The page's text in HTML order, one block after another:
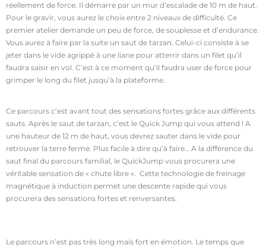
réellement de force. Il démarre par un mur d’escalade de 10 m de haut.
Pour le gravir, vous aurez le choix entre 2 niveaux de difficulté. Ce
premier atelier demande un peu de force, de souplesse et d’endurance.
Vous aurez à faire par la suite un saut de tarzan. Celui-ci consiste à se
jeter dans le vide agrippé à une liane pour atterrir dans un filet qu’il
faudra saisir en vol. C’est à ce moment qu’il faudra user de force pour
grimper le long du filet jusqu’à la plateforme.
Ce parcours c’est avant tout des sensations fortes grâce aux différents
sauts. Après le saut de tarzan, c’est le Quick Jump qui vous attend ! A
une hauteur de 12 m de haut, vous devrez sauter dans le vide pour
retrouver la terre ferme. Plus facile à dire qu’à faire… A la différence du
saut final du parcours familial, le QuickJump vous procurera une
véritable sensation de « chute libre ». Cette technologie de freinage
magnétique à induction permet une descente rapide qui vous
procurera des sensations fortes et renversantes.
Le parcours n’est pas très long mais fort en émotion. Le temps que